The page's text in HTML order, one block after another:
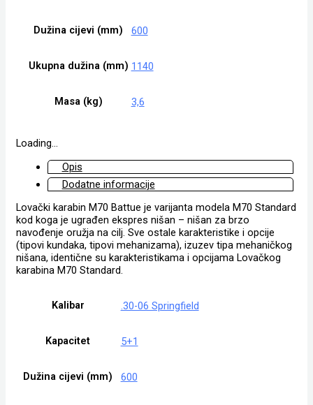
Dužina cijevi (mm) 600
Ukupna dužina (mm) 1140
Masa (kg) 3,6
Loading...
Opis
Dodatne informacije
Lovački karabin M70 Battue je varijanta modela M70 Standard
kod koga je ugrađen ekspres nišan – nišan za brzo
navođenje oružja na cilj. Sve ostale karakteristike i opcije
(tipovi kundaka, tipovi mehanizama), izuzev tipa mehaničkog
nišana, identične su karakteristikama i opcijama Lovačkog
karabina M70 Standard.
Kalibar .30-06 Springfield
Kapacitet 5+1
Dužina cijevi (mm) 600